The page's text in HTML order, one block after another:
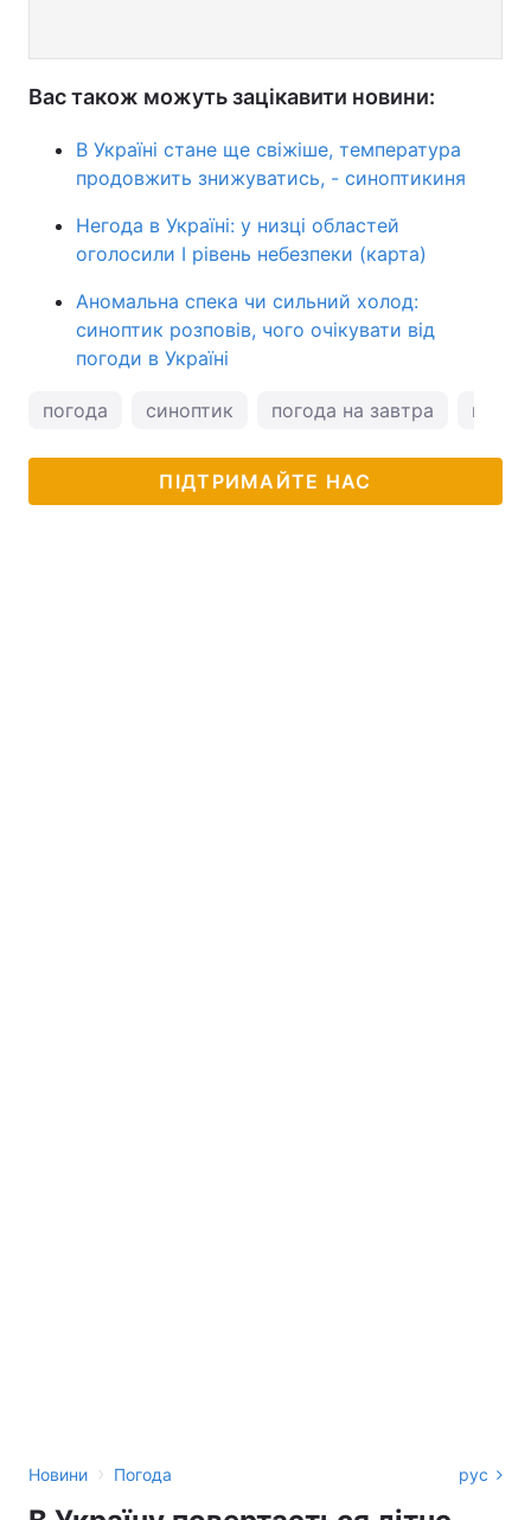
Вас також можуть зацікавити новини:
В Україні стане ще свіжіше, температура
продовжить знижуватись, - синоптикиня
Негода в Україні: у низці областей
оголосили І рівень небезпеки (карта)
Аномальна спека чи сильний холод:
синоптик розповів, чого очікувати від
погоди в Україні
погода синоптик погода на завтра
ПІДТРИМАЙТЕ НАС
Новини › Погода рус